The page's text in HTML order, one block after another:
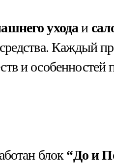
уходаи
Каждый
и особенностей
блок “До и